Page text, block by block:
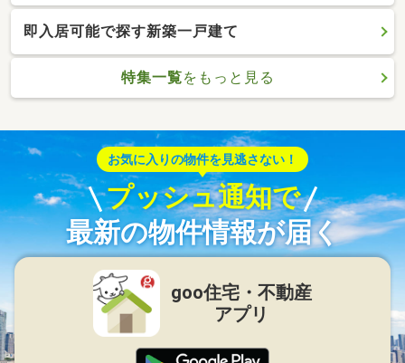
即入居可能で探す新築一戸建て
特集一覧をもっと見る
お気に入りの物件を見逃さない！
プッシュ通知で
最新の物件情報が届く
goo住宅・不動産
アプリ